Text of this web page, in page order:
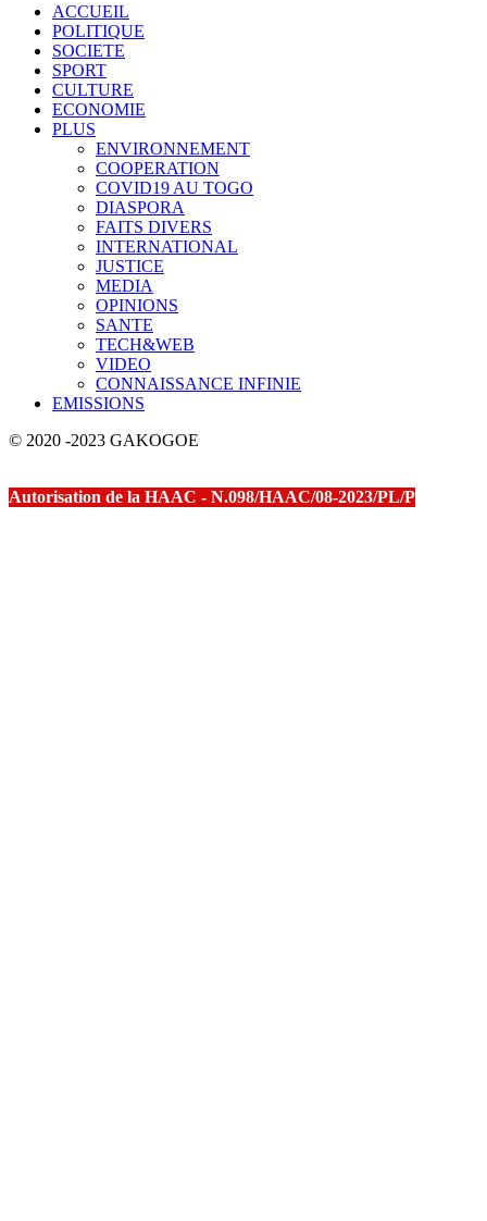
ACCUEIL
POLITIQUE
SOCIETE
SPORT
CULTURE
ECONOMIE
PLUS
ENVIRONNEMENT
COOPERATION
COVID19 AU TOGO
DIASPORA
FAITS DIVERS
INTERNATIONAL
JUSTICE
MEDIA
OPINIONS
SANTE
TECH&WEB
VIDEO
CONNAISSANCE INFINIE
EMISSIONS
© 2020 -2023 GAKOGOE
Autorisation de la HAAC - N.098/HAAC/08-2023/PL/P